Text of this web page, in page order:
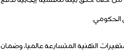
الحكومي.
التقنية المتسارعة عالميا، وضمان